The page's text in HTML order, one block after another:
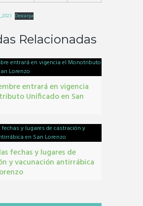
Descarga
Relacionadas
entrará en vigencia
Unificado en San
fechas y lugares de
y vacunación antirrábica